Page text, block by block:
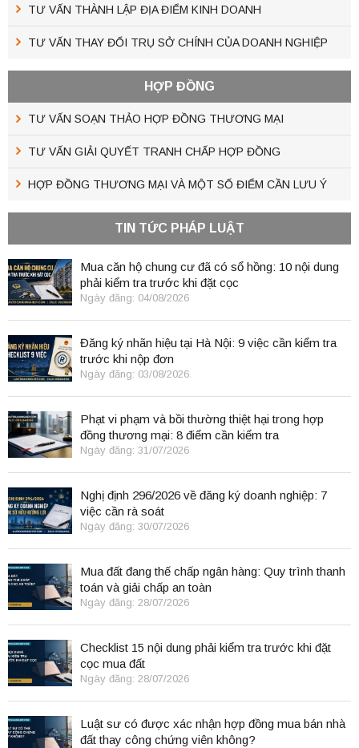
TƯ VẤN THÀNH LẬP ĐỊA ĐIỂM KINH DOANH
TƯ VẤN THAY ĐỔI TRỤ SỞ CHÍNH CỦA DOANH NGHIỆP
HỢP ĐỒNG
TƯ VẤN SOẠN THẢO HỢP ĐỒNG THƯƠNG MẠI
TƯ VẤN GIẢI QUYẾT TRANH CHẤP HỢP ĐỒNG
HỢP ĐỒNG THƯƠNG MẠI VÀ MỘT SỐ ĐIỂM CẦN LƯU Ý
TIN TỨC PHÁP LUẬT
Mua căn hộ chung cư đã có sổ hồng: 10 nội dung
phải kiểm tra trước khi đặt cọc
Ngày đăng: 04/08/2026
Đăng ký nhãn hiệu tại Hà Nội: 9 việc cần kiểm tra
trước khi nộp đơn
Ngày đăng: 03/08/2026
Phạt vi phạm và bồi thường thiệt hại trong hợp
đồng thương mại: 8 điểm cần kiểm tra
Ngày đăng: 31/07/2026
Nghị định 296/2026 về đăng ký doanh nghiệp: 7
việc cần rà soát
Ngày đăng: 30/07/2026
Mua đất đang thế chấp ngân hàng: Quy trình thanh
toán và giải chấp an toàn
Ngày đăng: 28/07/2026
Checklist 15 nội dung phải kiểm tra trước khi đặt
cọc mua đất
Ngày đăng: 28/07/2026
Luật sư có được xác nhận hợp đồng mua bán nhà
đất thay công chứng viên không?